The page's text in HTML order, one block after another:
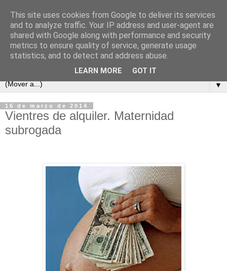
▼
16 de marzo de 2014
Vientres de alquiler. Maternidad
subrogada
This site uses cookies from Google to deliver its services
and to analyze traffic. Your IP address and user-agent are
shared with Google along with performance and security
metrics to ensure quality of service, generate usage
statistics, and to detect and address abuse.
LEARN MORE GOT IT